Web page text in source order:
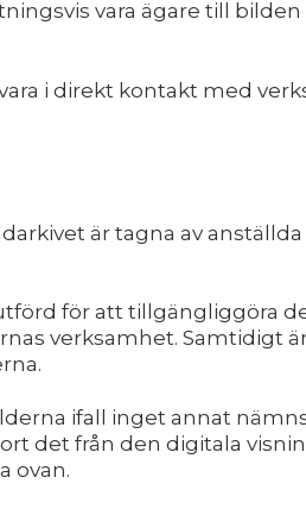
vara ägare till
i direkt kontakt med
är tagna av
för att tillgängliggöra
verksamhet. Samtidigt
ifall inget annat
det från den digitala
ovan.